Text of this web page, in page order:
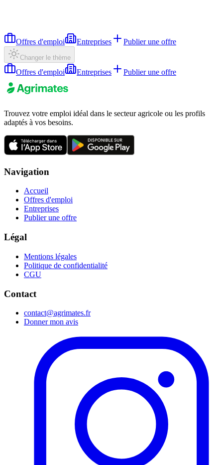
Offres d'emploi Entreprises Publier une offre
Changer le thème
Offres d'emploi Entreprises Publier une offre
Trouvez votre emploi idéal dans le secteur agricole ou les profils
adaptés à vos besoins.
Navigation
Accueil
Offres d'emploi
Entreprises
Publier une offre
Légal
Mentions légales
Politique de confidentialité
CGU
Contact
contact@agrimates.fr
Donner mon avis